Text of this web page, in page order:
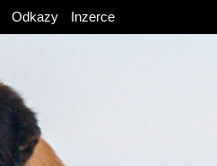
Odkazy Inzerce